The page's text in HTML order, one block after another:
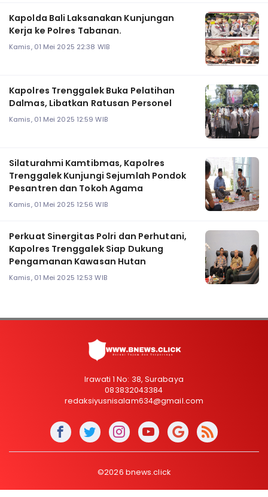
Kapolda Bali Laksanakan Kunjungan
Kerja ke Polres Tabanan.
Kamis, 01 Mei 2025 22:38 WIB
Kapolres Trenggalek Buka Pelatihan
Dalmas, Libatkan Ratusan Personel
Kamis, 01 Mei 2025 12:59 WIB
Silaturahmi Kamtibmas, Kapolres
Trenggalek Kunjungi Sejumlah Pondok
Pesantren dan Tokoh Agama
Kamis, 01 Mei 2025 12:56 WIB
Perkuat Sinergitas Polri dan Perhutani,
Kapolres Trenggalek Siap Dukung
Pengamanan Kawasan Hutan
Kamis, 01 Mei 2025 12:53 WIB
Irawati 1 No: 38, Surabaya
083832043384
redaksiyusnisalam634@gmail.com
©2026 bnews.click